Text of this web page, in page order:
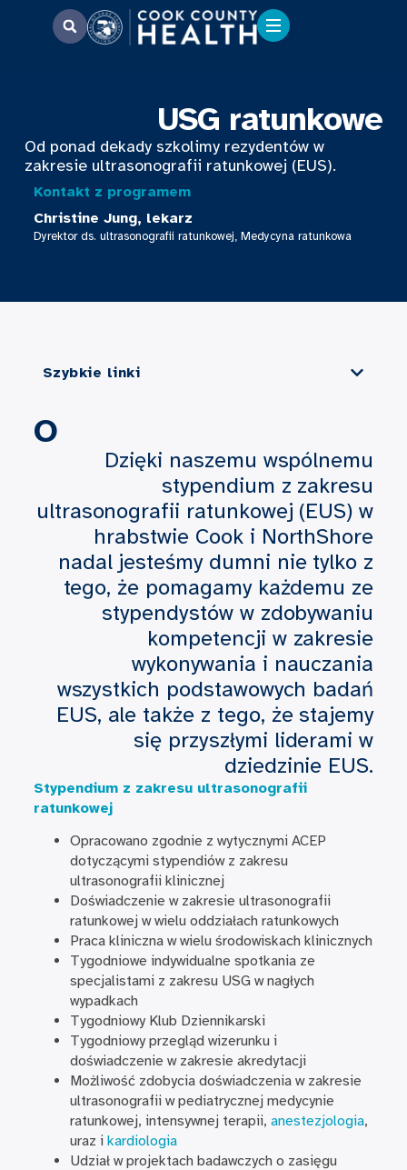
USG ratunkowe
Od ponad dekady szkolimy rezydentów w
zakresie ultrasonografii ratunkowej (EUS).
Kontakt z programem
Christine Jung, lekarz
Dyrektor ds. ultrasonografii ratunkowej, Medycyna ratunkowa
Szybkie linki
O
Dzięki naszemu wspólnemu
stypendium z zakresu
ultrasonografii ratunkowej (EUS) w
hrabstwie Cook i NorthShore
nadal jesteśmy dumni nie tylko z
tego, że pomagamy każdemu ze
stypendystów w zdobywaniu
kompetencji w zakresie
wykonywania i nauczania
wszystkich podstawowych badań
EUS, ale także z tego, że stajemy
się przyszłymi liderami w
dziedzinie EUS.
Stypendium z zakresu ultrasonografii
ratunkowej
Opracowano zgodnie z wytycznymi ACEP
dotyczącymi stypendiów z zakresu
ultrasonografii klinicznej
Doświadczenie w zakresie ultrasonografii
ratunkowej w wielu oddziałach ratunkowych
Praca kliniczna w wielu środowiskach klinicznych
Tygodniowe indywidualne spotkania ze
specjalistami z zakresu USG w nagłych
wypadkach
Tygodniowy Klub Dziennikarski
Tygodniowy przegląd wizerunku i
doświadczenie w zakresie akredytacji
Możliwość zdobycia doświadczenia w zakresie
ultrasonografii w pediatrycznej medycynie
ratunkowej, intensywnej terapii, anestezjologia,
uraz i kardiologia
Udział w projektach badawczych o zasięgu